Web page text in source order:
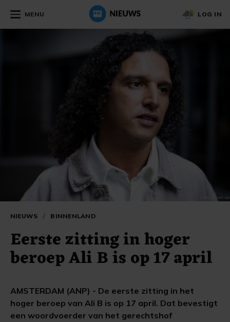
MENU LOG IN
NIEUWS / BINNENLAND
Eerste zitting in hoger
beroep Ali B is op 17 april
AMSTERDAM (ANP) - De eerste zitting in het
hoger beroep van Ali B is op 17 april. Dat bevestigt
een woordvoerder van het gerechtshof